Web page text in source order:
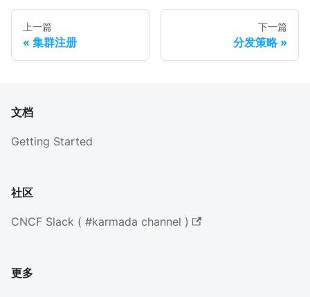
上一篇
集群注册
下一篇
分发策略
文档
Getting Started
社区
CNCF Slack ( #karmada channel )
更多